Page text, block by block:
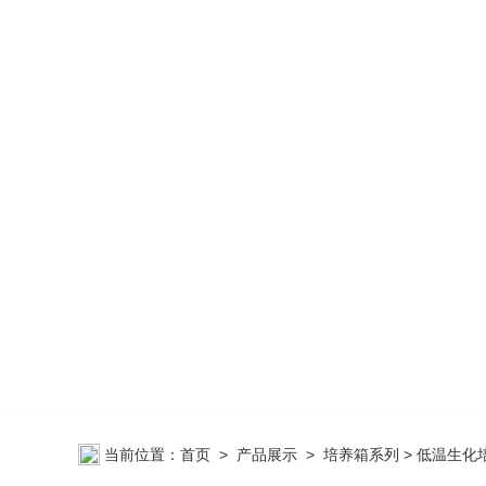
当前位置： 首页 > 产品展示 > 培养箱系列 > 低温生化